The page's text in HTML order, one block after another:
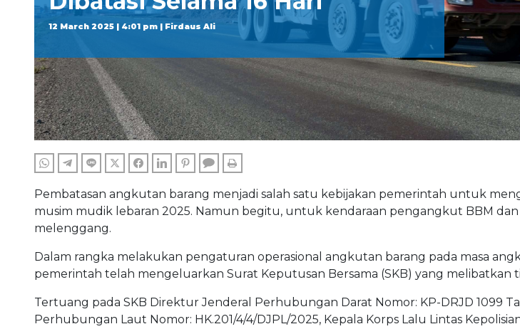
12 March 2025 | 4:01 pm | Firdaus Ali
WHATSAPPTELEGRAM
LINE TWITTERFACEBOOKLINKEDINPINTERESTCOMMENTS
Pembatasan angkutan barang menjadi salah satu kebijakan pemerintah untuk
musim mudik lebaran 2025. Namun begitu, untuk kendaraan pengangkut BBM
melenggang.
Dalam rangka melakukan pengaturan operasional angkutan barang pada masa
pemerintah telah mengeluarkan Surat Keputusan Bersama (SKB) yang melibatkan
Tertuang pada SKB Direktur Jenderal Perhubungan Darat Nomor: KP-DRJD 1099
Perhubungan Laut Nomor: HK.201/4/4/DJPL/2025, Kepala Korps Lalu Lintas